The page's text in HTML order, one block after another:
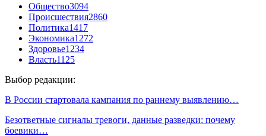
Общество3094
Происшествия2860
Политика1417
Экономика1272
Здоровье1234
Власть1125
Выбор редакции:
В России стартовала кампания по раннему выявлению…
Безответные сигналы тревоги, данные разведки: почему
боевики…